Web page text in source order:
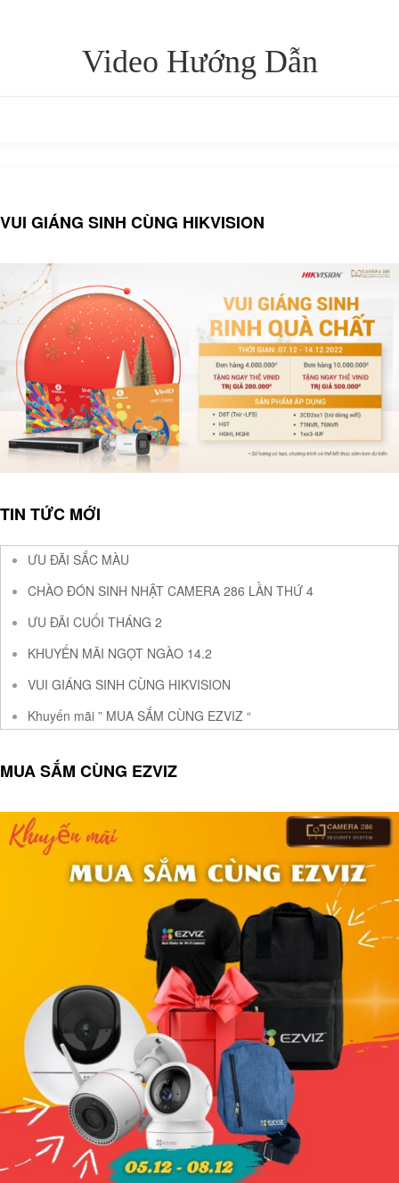
Video Hướng Dẫn
VUI GIÁNG SINH CÙNG HIKVISION
TIN TỨC MỚI
ƯU ĐÃI SẮC MÀU
CHÀO ĐÓN SINH NHẬT CAMERA 286 LẦN THỨ 4
ƯU ĐÃI CUỐI THÁNG 2
KHUYẾN MÃI NGỌT NGÀO 14.2
VUI GIÁNG SINH CÙNG HIKVISION
Khuyến mãi ” MUA SẮM CÙNG EZVIZ “
MUA SẮM CÙNG EZVIZ